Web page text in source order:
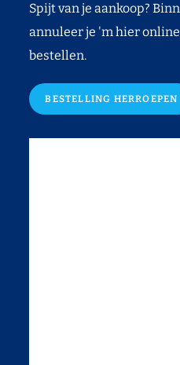
Spijt van je aankoop?
annuleer je 'm hier
bestellen.
BESTELLING HERROEPEN